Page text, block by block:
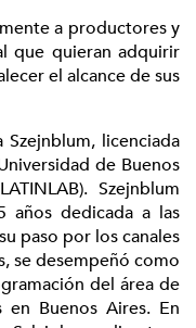
a productores y
que quieran adquirir
el alcance de sus
licenciada
de Buenos
Szejnblum
años dedicada a las
paso por los canales
se desempeñó como
del área de
en Buenos Aires. En